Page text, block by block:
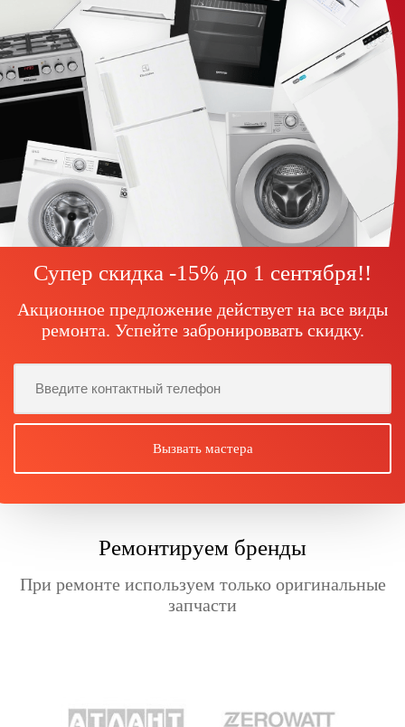
Супер скидка -15% до 1 сентября!!
Акционное предложение действует на все виды
ремонта. Успейте забронироввать скидку.
Ремонтируем бренды
При ремонте используем только оригинальные
запчасти